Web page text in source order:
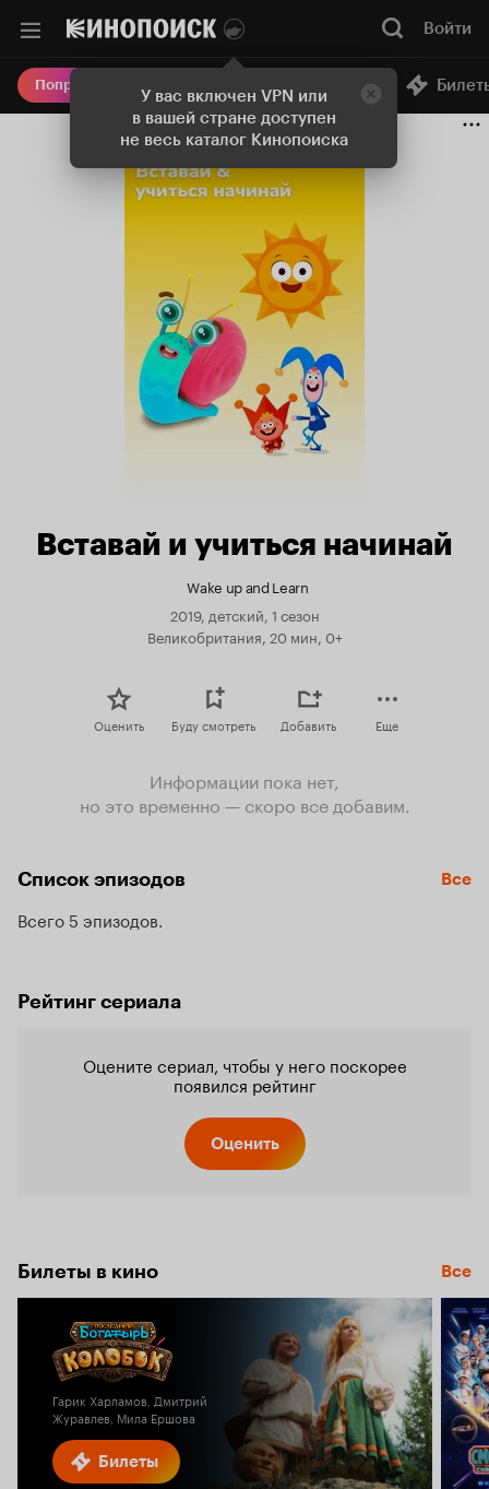
У вас включен VPN или
в вашей стране доступен
не весь каталог Кинопоиска
Войти
Попробовать Плюс Онлайн-кинотеатр
Вставай и учиться начинай
Wake up and Learn
2019, детский, 1 сезон
Великобритания, 20 мин, 0+
Оценить Буду смотреть Добавить Еще
Информации пока нет,
но это временно — скоро все добавим.
Список эпизодов Все
Всего 5 эпизодов
Рейтинг сериала
Оцените сериал, чтобы у него поскорее
появился рейтинг
Оценить
Билеты в кино Все
Билеты
Гарик Харламов, Дмитрий
Журавлев, Мила Ершова